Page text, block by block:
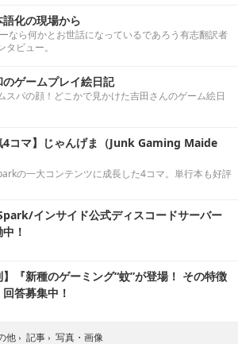
化の現場から
なら何かとお世話になっているであろう有志翻訳者
タビュー。
ゲームプレイ絵日記
スパの顔！どこかで見かけた吉田さんのゲーム絵日
4コマ】じゃんげま（Junk Gaming Maide
の一大コンテンツに成長した4コマ。単行本も好評
インサイド公式ディスコードサーバー
！
】『新種のゲーミング“蚊”が登場！ その特徴
答募集中！
他 › 記事 › 写真・画像